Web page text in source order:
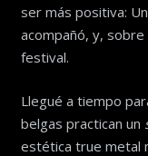
ser más positiva:
acompañó, y,
festival.
Llegué a tiempo
belgas practican un
estética true metal